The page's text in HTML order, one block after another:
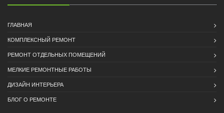
ГЛАВНАЯ
КОМПЛЕКСНЫЙ РЕМОНТ
РЕМОНТ ОТДЕЛЬНЫХ ПОМЕЩЕНИЙ
МЕЛКИЕ РЕМОНТНЫЕ РАБОТЫ
ДИЗАЙН ИНТЕРЬЕРА
БЛОГ О РЕМОНТЕ